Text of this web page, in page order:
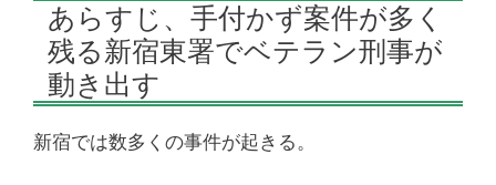
あらすじ、手付かず案件が多く
残る新宿東署でベテラン刑事が
動き出す
新宿では数多くの事件が起きる。